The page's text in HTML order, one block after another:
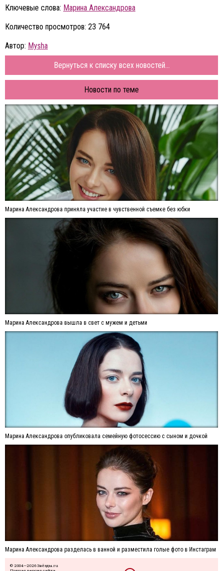
Ключевые слова: Марина Александрова
Количество просмотров: 23 764
Автор: Mysha
Вернуться к списку всех новостей...
Новости по теме
Марина Александрова приняла участие в чувственной съемке без юбки
Марина Александрова вышла в свет с мужем и детьми
Марина Александрова опубликовала семейную фотосессию с сыном и дочкой
Марина Александрова разделась в ванной и разместила голые фото в Инстаграм
© 2004—2026 Звёзды.ru